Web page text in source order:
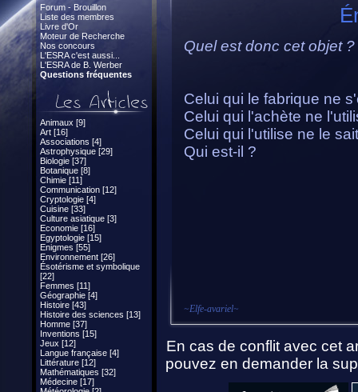
Forum - Brouillon
Liste des membres
Livre d'Or
Moteur de Recherche
Nos concours
L'ESRA c'est aussi...
L'ESRA de B. Werber
Questions fréquentes
Animaux [9]
Art [16]
Associations [4]
Astrophysique [29]
Biologie [37]
Botanique [8]
Chimie [11]
Communication [12]
Cryptologie [4]
Cuisine [33]
Culture asiatique [3]
Economie [16]
Egyptologie [15]
Enigmes [55]
Environnement [26]
Ésotérisme et symbolique
[22]
Femmes [11]
Géographie [4]
Histoire [43]
Histoire des sciences [13]
Homme [37]
Inventions [15]
Jeux [12]
Langue française [4]
Littérature [12]
Mathématiques [32]
Médecine [17]
Quel est donc cet objet ?
Celui qui le fabrique ne
Celui qui l'achète ne
Celui qui l'utilise ne le
Qui est-il ?
~Elfe-avariel~
En cas de conflit avec cet
pouvez en demander la